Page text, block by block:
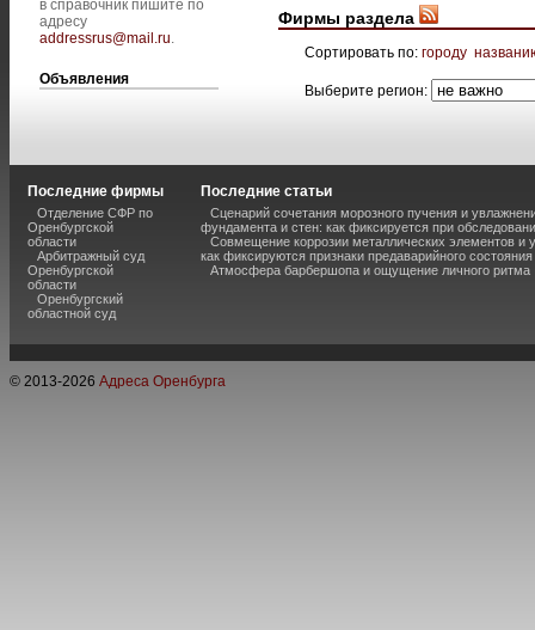
в справочник пишите по
адресу
addressrus@mail.ru.
Объявления
Фирмы раздела
Сортировать по: городу
Выберите регион:
Последние фирмы
Отделение СФР по
Оренбургской
области
Арбитражный суд
Оренбургской
области
Оренбургский
областной суд
Последние статьи
Сценарий сочетания морозного пучения и
фундамента и стен: как фиксируется при
Совмещение коррозии металлических элементов и
как фиксируются признаки предаварийного состояния
Атмосфера барбершопа и ощущение личного ритма
© 2013-2026 Адреса Оренбурга